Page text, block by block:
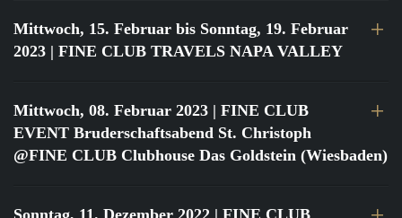
Mittwoch, 15. Februar bis Sonntag, 19. Februar
2023 | FINE CLUB TRAVELS NAPA VALLEY
Mittwoch, 08. Februar 2023 | FINE CLUB
EVENT Bruderschaftsabend St. Christoph
@FINE CLUB Clubhouse Das Goldstein (Wiesbaden)